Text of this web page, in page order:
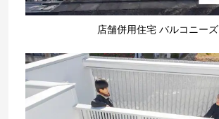
店舗併用住宅 バルコニーズ